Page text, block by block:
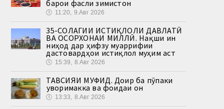
барои фасли зимистон
🕔 11:20, 9.Авг 2026
35-СОЛАГИИ ИСТИҚЛОЛИ ДАВЛАТӢ
ВА ОСОРХОНАИ МИЛЛӢ. Нақши ин
ниҳод дар ҳифзу муаррифии
дастовардҳои истиқлол муҳим аст
🕔 15:39, 8.Авг 2026
ТАВСИЯИ МУФИД. Доир ба пӯпаки
ҷуворимакка ва фоидаи он
🕔 13:33, 8.Авг 2026